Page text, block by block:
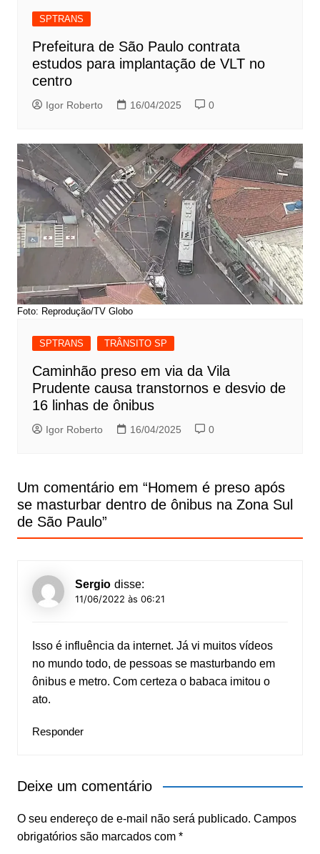
SPTRANS
Prefeitura de São Paulo contrata
estudos para implantação de VLT no
centro
Igor Roberto 16/04/2025 0
Foto: Reprodução/TV Globo
SPTRANS TRÂNSITO SP
Caminhão preso em via da Vila
Prudente causa transtornos e desvio de
16 linhas de ônibus
Igor Roberto 16/04/2025 0
Um comentário em “Homem é preso após
se masturbar dentro de ônibus na Zona Sul
de São Paulo”
Sergio disse:
11/06/2022 às 06:21
Isso é influência da internet. Já vi muitos vídeos
no mundo todo, de pessoas se masturbando em
ônibus e metro. Com certeza o babaca imitou o
ato.
Responder
Deixe um comentário
O seu endereço de e-mail não será publicado. Campos
obrigatórios são marcados com *